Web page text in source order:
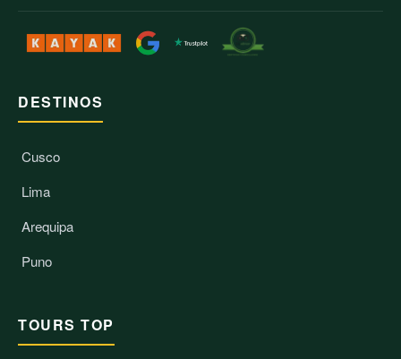
DESTINOS
Cusco
Lima
Arequipa
Puno
TOURS TOP